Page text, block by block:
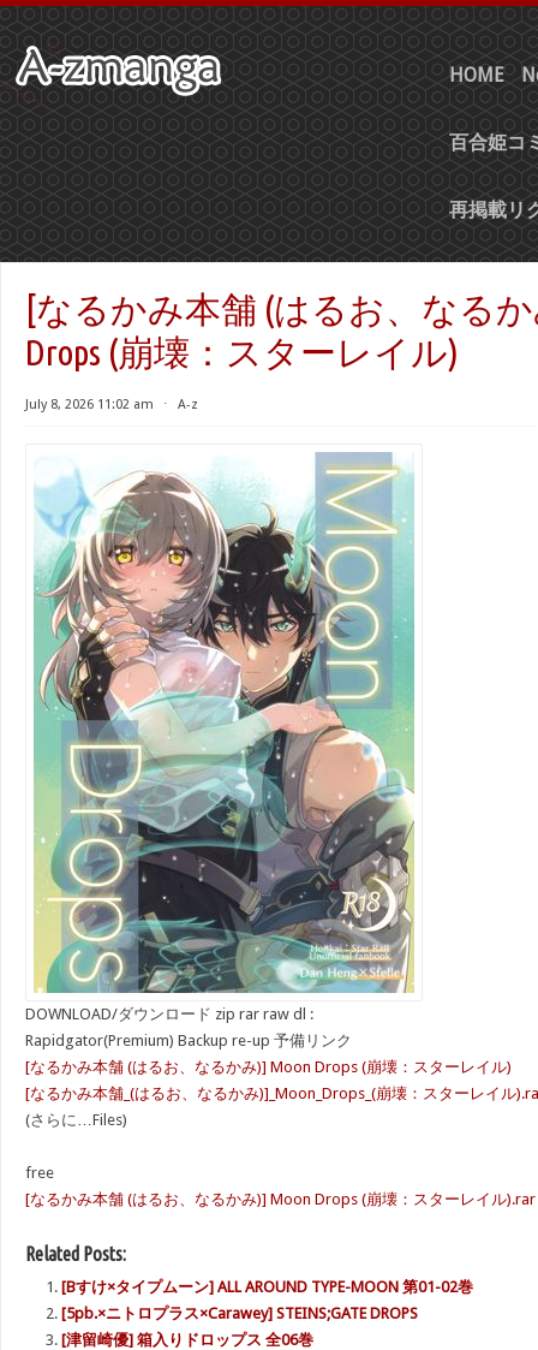
HOME
百合姫コ
再掲載リ
[なるかみ本舗 (はるお、なるか
Drops (崩壊：スターレイル)
July 8, 2026 11:02 am ⋅ A-z
DOWNLOAD/ダウンロード zip rar raw dl :
Rapidgator(Premium) Backup re-up 予備リンク
[なるかみ本舗 (はるお、なるかみ)] Moon Drops (崩壊：スターレイル)
[なるかみ本舗_(はるお、なるかみ)]_Moon_Drops_(崩壊：スターレイル
(さらに…Files)
free
[なるかみ本舗 (はるお、なるかみ)] Moon Drops (崩壊：スターレイル).rar
Related Posts:
[Bすけ×タイプムーン] ALL AROUND TYPE-MOON 第01-02巻
[5pb.×ニトロプラス×Carawey] STEINS;GATE DROPS
[津留崎優] 箱入りドロップス 全06巻